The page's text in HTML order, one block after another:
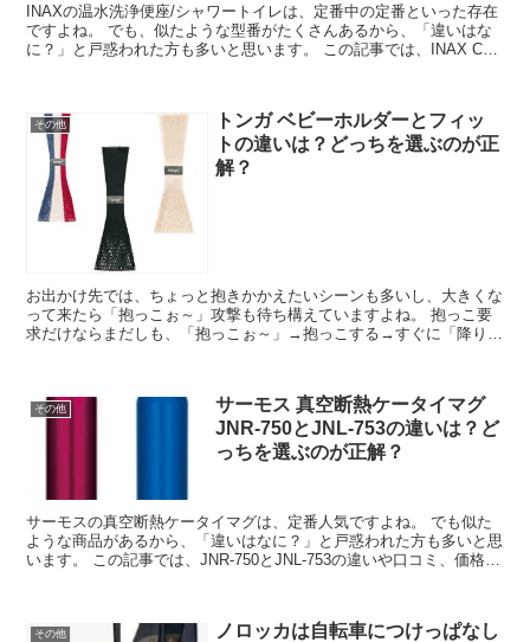
INAXの温水洗浄便座/シャワートイレは、定番中の定番といった存在
ですよね。 でも、似たような型番がたくさんあるから、「違いはな
に？」と戸惑われた方も多いと思います。 この記事では、INAX CW-
その他
トンガ ベビーホルダーとフィッ
トの違いは？どっちを選ぶのが正
解？
お出かけ先では、ちょっと抱きかかえたいシーンも多いし、大きくな
って来たら「抱っこぉ～」攻撃も待ち構えていますよね。 抱っこ要
求だけならまだしも、「抱っこぉ～」→抱っこする→すぐに「降りる
その他
サーモス 真空断熱ケータイマグ
JNR-750とJNL-753の違いは？ど
っちを選ぶのが正解？
サーモスの真空断熱ケータイマグは、定番人気ですよね。 でも似た
ような商品があるから、「違いはなに？」と戸惑われた方も多いと思
います。 この記事では、JNR-750とJNL-753の違いや口コミ、価格情
その他
ノロッカは自転車につけっぱなし